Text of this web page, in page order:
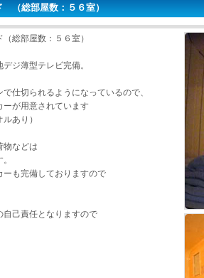
総部屋数：５６室）
総部屋数：５６室）
ジ薄型テレビ完備。
仕切られるようになっているので、
ーが用意されています
あり）
物などは
ーも完備しておりますので
己責任となりますので